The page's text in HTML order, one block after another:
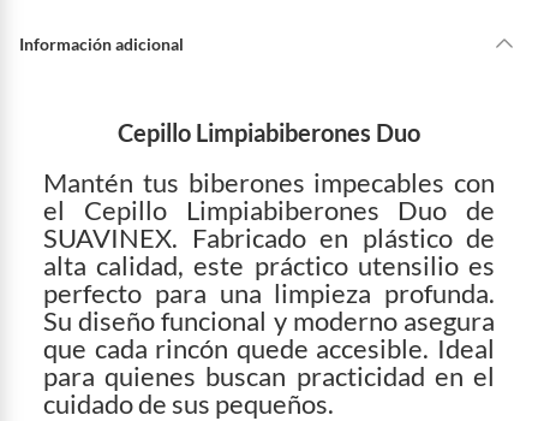
Información adicional
Cepillo Limpiabiberones Duo
Mantén tus biberones impecables con
el Cepillo Limpiabiberones Duo de
SUAVINEX. Fabricado en plástico de
alta calidad, este práctico utensilio es
perfecto para una limpieza profunda.
Su diseño funcional y moderno asegura
que cada rincón quede accesible. Ideal
para quienes buscan practicidad en el
cuidado de sus pequeños.